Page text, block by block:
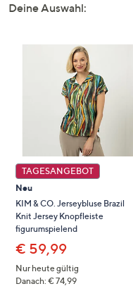
Deine Auswahl:
TAGESANGEBOT
Neu
KIM & CO. Jerseybluse Brazil
Knit Jersey Knopfleiste
figurumspielend
€ 59,99
Nur heute gültig
Danach: € 74,99